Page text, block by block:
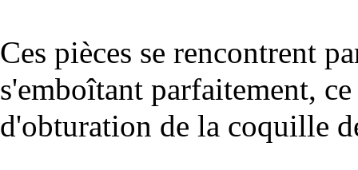
Ces pièces se rencontrent
s'emboîtant parfaitement,
d'obturation de la coquille